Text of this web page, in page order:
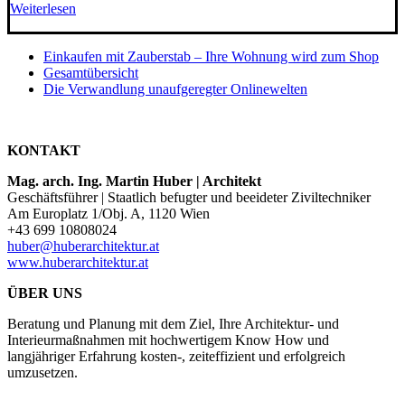
Weiterlesen
Einkaufen mit Zauberstab – Ihre Wohnung wird zum Shop
Gesamtübersicht
Die Verwandlung unaufgeregter Onlinewelten
KONTAKT
Mag. arch. Ing. Martin Huber | Architekt
Geschäftsführer | Staatlich befugter und beeideter Ziviltechniker
Am Europlatz 1/Obj. A, 1120 Wien
+43 699 10808024
huber@huberarchitektur.at
www.huberarchitektur.at
ÜBER UNS
Beratung und Planung mit dem Ziel, Ihre Architektur- und
Interieurmaßnahmen mit hochwertigem Know How und
langjähriger Erfahrung kosten-, zeiteffizient und erfolgreich
umzusetzen.